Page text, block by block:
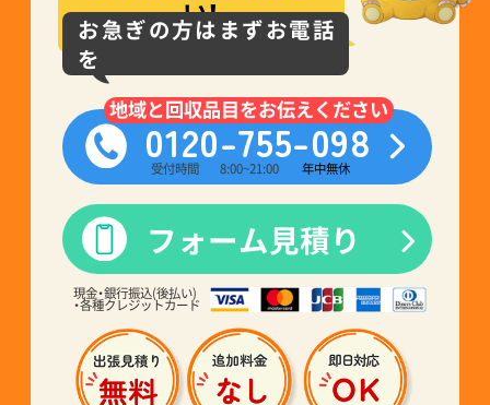
い！
お急ぎの方はまずお電話
を
地域と回収品目をお伝えください
0120-755-098
受付時間 8:00~21:00 年中無休
フォーム見積り
現金・銀行振込(後払い)
・各種クレジットカード